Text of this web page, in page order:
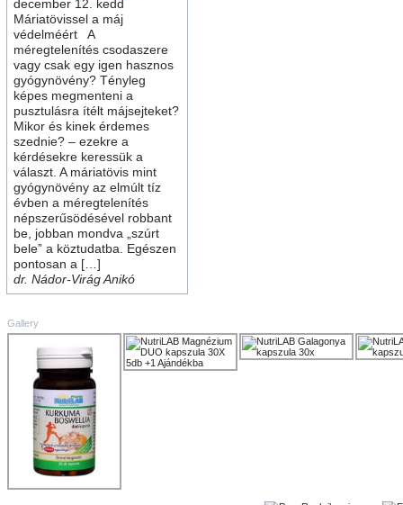
december 12. kedd
Máriatövissel a máj
védelméért A
méregtelenítés csodaszere
vagy csak egy igen hasznos
gyógynövény? Tényleg
képes megmenteni a
pusztulásra ítélt májsejteket?
Mikor és kinek érdemes
szednie? – ezekre a
kérdésekre keressük a
választ. A máriatövis mint
gyógynövény az elmúlt tíz
évben a méregtelenítés
népszerűsödésével robbant
be, jobban mondva „szúrt
bele” a köztudatba. Egészen
pontosan a […]
dr. Nádor-Virág Anikó
Gallery